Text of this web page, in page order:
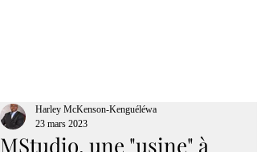
MStudio, une "usine" à
Harley McKenson-Kenguéléwa
23 mars 2023